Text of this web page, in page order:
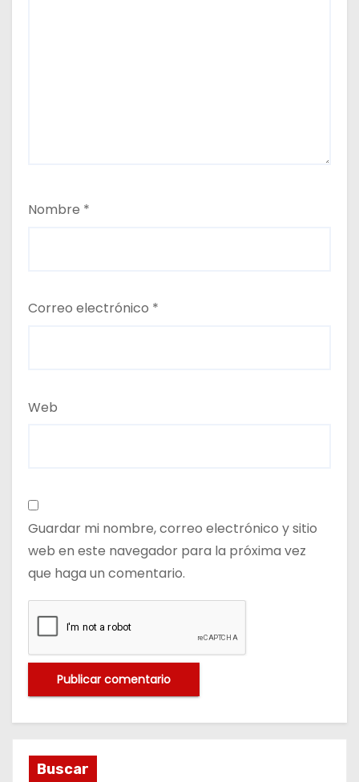
Nombre *
Correo electrónico *
Web
Guardar mi nombre, correo electrónico y sitio
web en este navegador para la próxima vez
que haga un comentario.
Buscar